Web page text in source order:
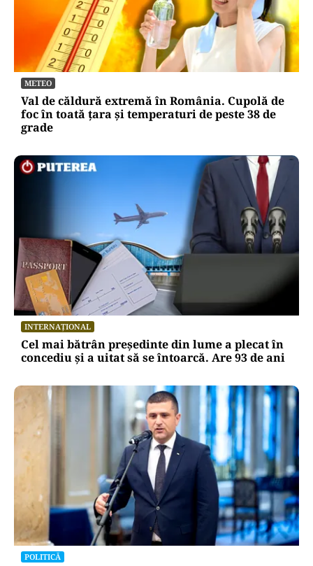
METEO
Val de căldură extremă în România. Cupolă de
foc în toată țara și temperaturi de peste 38 de
grade
INTERNAȚIONAL
Cel mai bătrân președinte din lume a plecat în
concediu și a uitat să se întoarcă. Are 93 de ani
POLITICĂ